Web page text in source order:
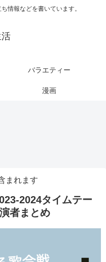
情報などを書いています。
バラエティー
漫画
まれます
2024タイムテー
者まとめ